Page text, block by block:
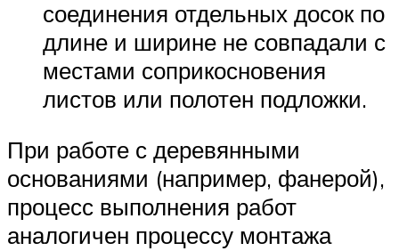
соединения отдельных досок по
длине и ширине не совпадали с
местами соприкосновения
листов или полотен подложки.
При работе с деревянными
основаниями (например, фанерой),
процесс выполнения работ
аналогичен процессу монтажа